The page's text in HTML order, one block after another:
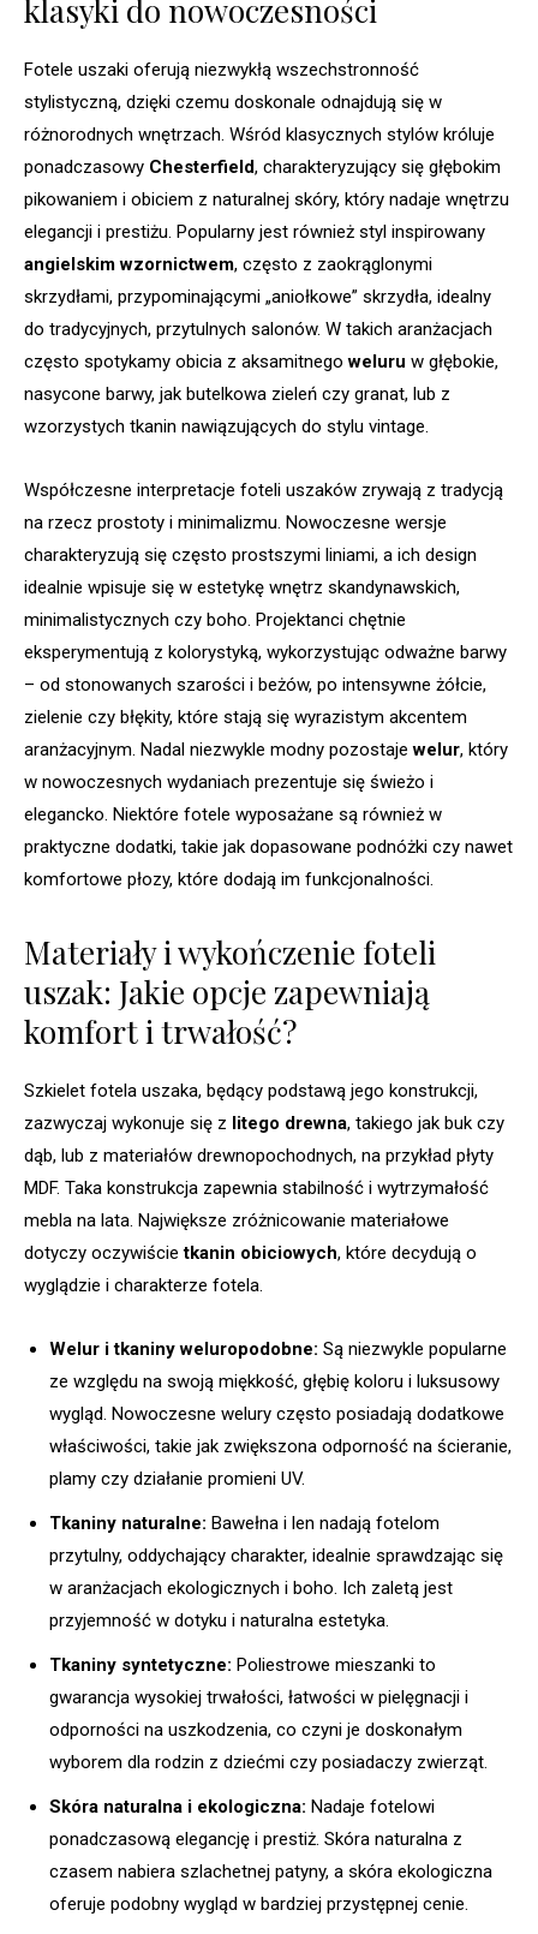
klasyki do nowoczesności
Fotele uszaki oferują niezwykłą wszechstronność
stylistyczną, dzięki czemu doskonale odnajdują się w
różnorodnych wnętrzach. Wśród klasycznych stylów króluje
ponadczasowy Chesterfield, charakteryzujący się głębokim
pikowaniem i obiciem z naturalnej skóry, który nadaje wnętrzu
elegancji i prestiżu. Popularny jest również styl inspirowany
angielskim wzornictwem, często z zaokrąglonymi
skrzydłami, przypominającymi „aniołkowe” skrzydła, idealny
do tradycyjnych, przytulnych salonów. W takich aranżacjach
często spotykamy obicia z aksamitnegoweluru w głębokie,
nasycone barwy, jak butelkowa zieleń czy granat, lub z
wzorzystych tkanin nawiązujących do stylu vintage.
Współczesne interpretacje foteli uszaków zrywają z tradycją
na rzecz prostoty i minimalizmu. Nowoczesne wersje
charakteryzują się często prostszymi liniami, a ich design
idealnie wpisuje się w estetykę wnętrz skandynawskich,
minimalistycznych czy boho. Projektanci chętnie
eksperymentują z kolorystyką, wykorzystując odważne barwy
– od stonowanych szarości i beżów, po intensywne żółcie,
zielenie czy błękity, które stają się wyrazistym akcentem
aranżacyjnym. Nadal niezwykle modny pozostajewelur, który
w nowoczesnych wydaniach prezentuje się świeżo i
elegancko. Niektóre fotele wyposażane są również w
praktyczne dodatki, takie jak dopasowane podnóżki czy nawet
komfortowe płozy, które dodają im funkcjonalności.
Materiały i wykończenie foteli
uszak: Jakie opcje zapewniają
komfort i trwałość?
Szkielet fotela uszaka, będący podstawą jego konstrukcji,
zazwyczaj wykonuje się z litego drewna, takiego jak buk czy
dąb, lub z materiałów drewnopochodnych, na przykład płyty
MDF. Taka konstrukcja zapewnia stabilność i wytrzymałość
mebla na lata. Największe zróżnicowanie materiałowe
dotyczy oczywiścietkanin obiciowych, które decydują o
wyglądzie i charakterze fotela.
Welur i tkaniny weluropodobne: Są niezwykle popularne
ze względu na swoją miękkość, głębię koloru i luksusowy
wygląd. Nowoczesne welury często posiadają dodatkowe
właściwości, takie jak zwiększona odporność na ścieranie,
plamy czy działanie promieni UV.
Tkaniny naturalne: Bawełna i len nadają fotelom
przytulny, oddychający charakter, idealnie sprawdzając się
w aranżacjach ekologicznych i boho. Ich zaletą jest
przyjemność w dotyku i naturalna estetyka.
Tkaniny syntetyczne: Poliestrowe mieszanki to
gwarancja wysokiej trwałości, łatwości w pielęgnacji i
odporności na uszkodzenia, co czyni je doskonałym
wyborem dla rodzin z dziećmi czy posiadaczy zwierząt.
Skóra naturalna i ekologiczna: Nadaje fotelowi
ponadczasową elegancję i prestiż. Skóra naturalna z
czasem nabiera szlachetnej patyny, a skóra ekologiczna
oferuje podobny wygląd w bardziej przystępnej cenie.